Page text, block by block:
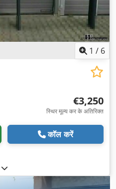
1 / 6
€3,250
स्थिर मूल्य कर के अतिरिक्त
कॉल करें